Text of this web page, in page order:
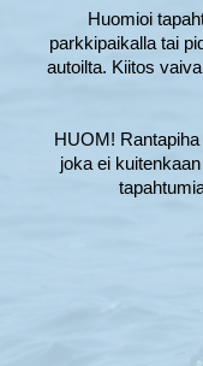
Huomioi
parkkipaikalla tai
autoilta. Kiitos
HUOM!
joka ei